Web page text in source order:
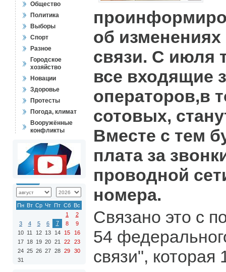
Общество
Политика
Выборы
Спорт
Разное
Городское
хозяйство
Новации
Здоровье
Протесты
Погода, климат
Вооружённые
конфликты
Пн Вт Ср Чт Пт Сб Вс
1
2
3
4 5 6 7 8
9
10 11 12 13 14 15
16
17 18 19 20 21 22
23
24 25 26 27 28 29
30
31
об изменениях
связи. С июля
все входящие
операторов,в
сотовых,
Вместе с тем
плата за
проводной
номера.
Связано это с
54
связи", которая